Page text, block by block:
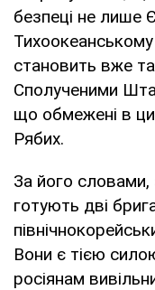
безпеці не лише
Тихоокеанському
становить вже
Сполученими
що обмежені в
Рябих.
За його словами,
готують дві
Вони є тією
росіянам